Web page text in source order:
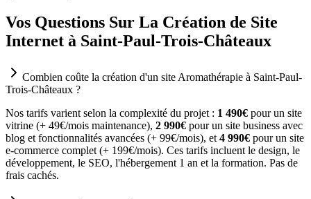
Vos Questions Sur La Création de Site
Internet à Saint-Paul-Trois-Châteaux
Combien coûte la création d'un site Aromathérapie à Saint-Paul-
Trois-Châteaux ?
Nos tarifs varient selon la complexité du projet : 1 490€ pour un site
vitrine (+ 49€/mois maintenance), 2 990€ pour un site business avec
blog et fonctionnalités avancées (+ 99€/mois), et 4 990€ pour un site
e-commerce complet (+ 199€/mois). Ces tarifs incluent le design, le
développement, le SEO, l'hébergement 1 an et la formation. Pas de
frais cachés.